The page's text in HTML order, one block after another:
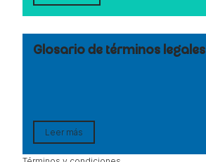
Glosario de términos legales
Leer más